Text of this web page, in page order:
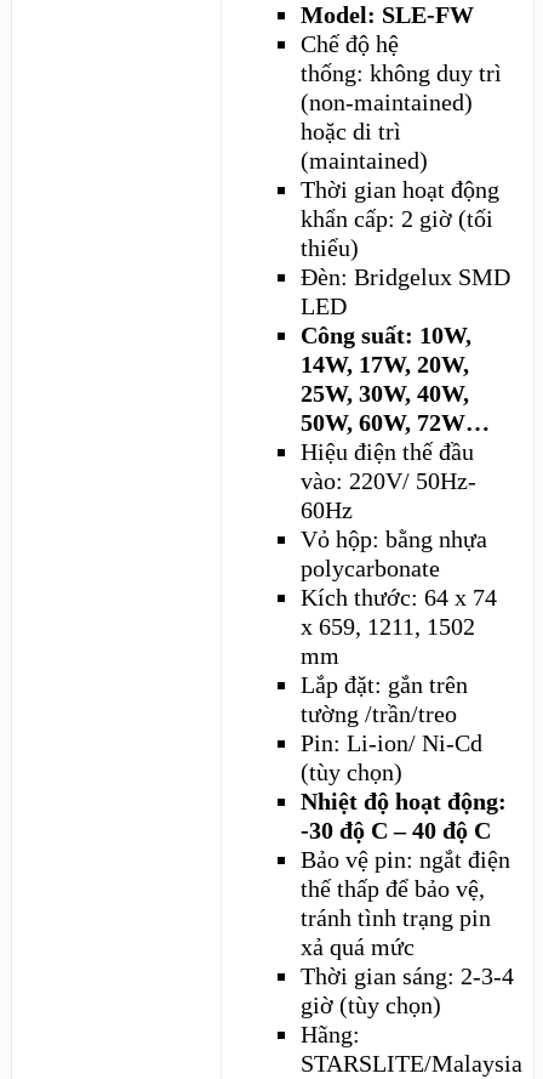
Model: SLE-FW
Chế độ hệ
thống: không duy trì
(non-maintained)
hoặc di trì
(maintained)
Thời gian hoạt động
khẩn cấp: 2 giờ (tối
thiểu)
Đèn: Bridgelux SMD
LED
Công suất: 10W,
14W, 17W, 20W,
25W, 30W, 40W,
50W, 60W, 72W…
Hiệu điện thế đầu
vào: 220V/ 50Hz-
60Hz
Vỏ hộp: bằng nhựa
polycarbonate
Kích thước: 64 x 74
x 659, 1211, 1502
mm
Lắp đặt: gắn trên
tường /trần/treo
Pin: Li-ion/ Ni-Cd
(tùy chọn)
Nhiệt độ hoạt động:
-30 độ C – 40 độ C
Bảo vệ pin: ngắt điện
thế thấp để bảo vệ,
tránh tình trạng pin
xả quá mức
Thời gian sáng: 2-3-4
giờ (tùy chọn)
Hãng:
STARSLITE/Malaysia